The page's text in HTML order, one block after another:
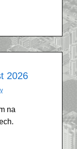
2026
na